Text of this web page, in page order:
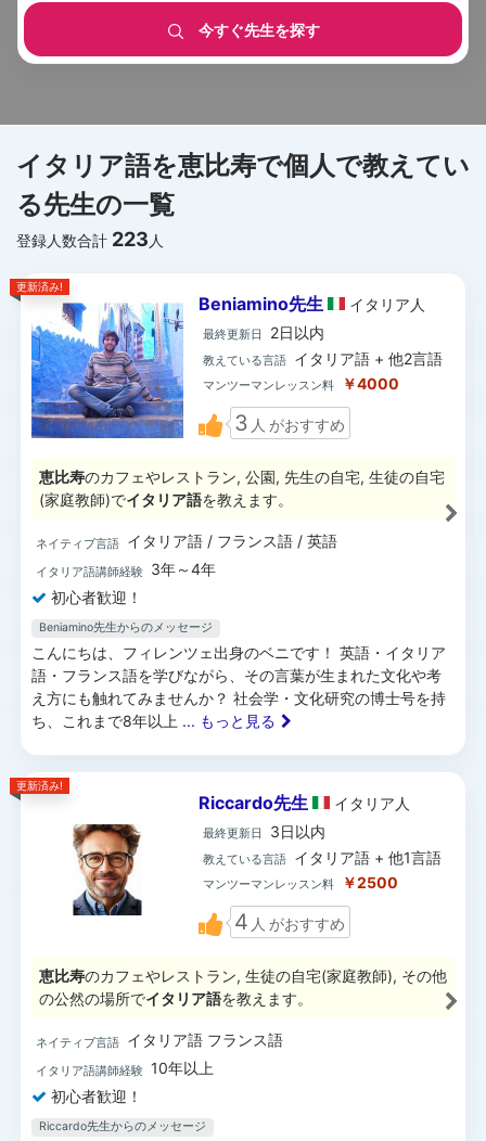
今すぐ先生を探す
イタリア語を恵比寿で個人で教えてい
る先生の一覧
登録人数合計 223 人
更新済み!
Beniamino先生 イタリア 人
最終更新日 2日以内
教えている言語 イタリア語 + 他2言語
マンツーマンレッスン料 ￥4000
3 人 がおすすめ
恵比寿のカフェやレストラン, 公園, 先生の自宅, 生徒の自宅
(家庭教師)でイタリア語を教えます。
ネイティブ言語 イタリア語 / フランス語 / 英語
イタリア語講師経験
3年～4年
初心者歓迎！
Beniamino先生からのメッセージ
こんにちは、フィレンツェ出身のベニです！ 英語・イタリア
語・フランス語を学びながら、その言葉が生まれた文化や考
え方にも触れてみませんか？ 社会学・文化研究の博士号を持
ち、これまで8年以上 ... もっと見る
更新済み!
Riccardo先生 イタリア 人
最終更新日 3日以内
教えている言語 イタリア語 + 他1言語
マンツーマンレッスン料 ￥2500
4 人 がおすすめ
恵比寿のカフェやレストラン, 生徒の自宅(家庭教師), その他
の公然の場所でイタリア語を教えます。
ネイティブ言語 イタリア語 フランス語
イタリア語講師経験 10年以上
初心者歓迎！
Riccardo先生からのメッセージ